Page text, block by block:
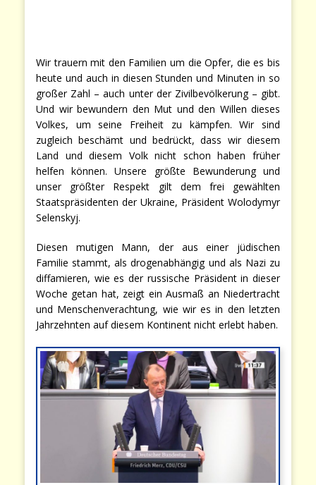
Wir trauern mit den Familien um die Opfer, die es bis
heute und auch in diesen Stunden und Minuten in so
großer Zahl – auch unter der Zivilbevölkerung – gibt.
Und wir bewundern den Mut und den Willen dieses
Volkes, um seine Freiheit zu kämpfen. Wir sind
zugleich beschämt und bedrückt, dass wir diesem
Land und diesem Volk nicht schon haben früher
helfen können. Unsere größte Bewunderung und
unser größter Respekt gilt dem frei gewählten
Staatspräsidenten der Ukraine, Präsident Wolodymyr
Selenskyj.
Diesen mutigen Mann, der aus einer jüdischen
Familie stammt, als drogenabhängig und als Nazi zu
diffamieren, wie es der russische Präsident in dieser
Woche getan hat, zeigt ein Ausmaß an Niedertracht
und Menschenverachtung, wie wir es in den letzten
Jahrzehnten auf diesem Kontinent nicht erlebt haben.